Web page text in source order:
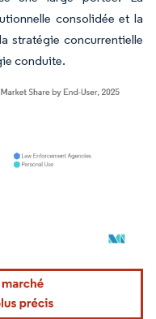
consolidée et la
stratégie concurrentielle
conduite.
une attribution sous CC BY